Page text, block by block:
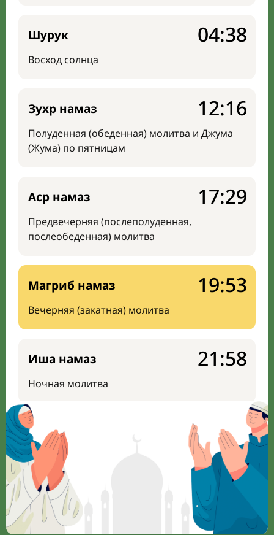
Шурук
Восход солнца
04:38
Зухр намаз
Полуденная (обеденная) молитва и Джума
(Жума) по пятницам
12:16
Аср намаз
Предвечерняя (послеполуденная,
послеобеденная) молитва
17:29
Магриб намаз
Вечерняя (закатная) молитва
19:53
Иша намаз
Ночная молитва
21:58